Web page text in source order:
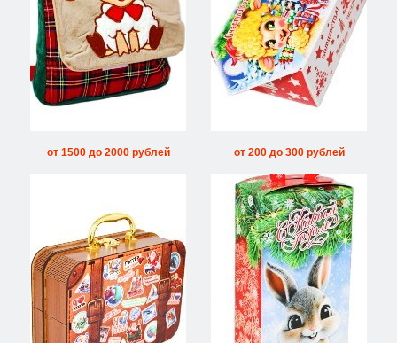
от 1500 до 2000 рублей от 200 до 300 рублей